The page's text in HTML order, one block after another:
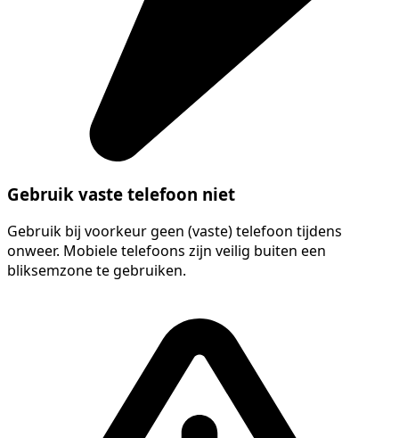
Gebruik vaste telefoon niet
Gebruik bij voorkeur geen (vaste) telefoon tijdens
onweer. Mobiele telefoons zijn veilig buiten een
bliksemzone te gebruiken.